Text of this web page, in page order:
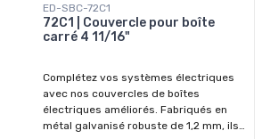
ED-SBC-72C1
72C1 | Couvercle pour boîte
carré 4 11/16"
Complétez vos systèmes électriques
avec nos couvercles de boîtes
électriques améliorés. Fabriqués en
métal galvanisé robuste de 1,2 mm, ils